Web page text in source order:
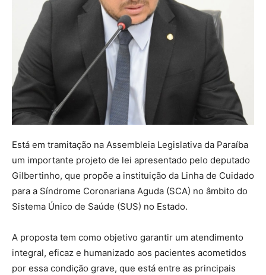
Está em tramitação na Assembleia Legislativa da Paraíba
um importante projeto de lei apresentado pelo deputado
Gilbertinho, que propõe a instituição da Linha de Cuidado
para a Síndrome Coronariana Aguda (SCA) no âmbito do
Sistema Único de Saúde (SUS) no Estado.
A proposta tem como objetivo garantir um atendimento
integral, eficaz e humanizado aos pacientes acometidos
por essa condição grave, que está entre as principais